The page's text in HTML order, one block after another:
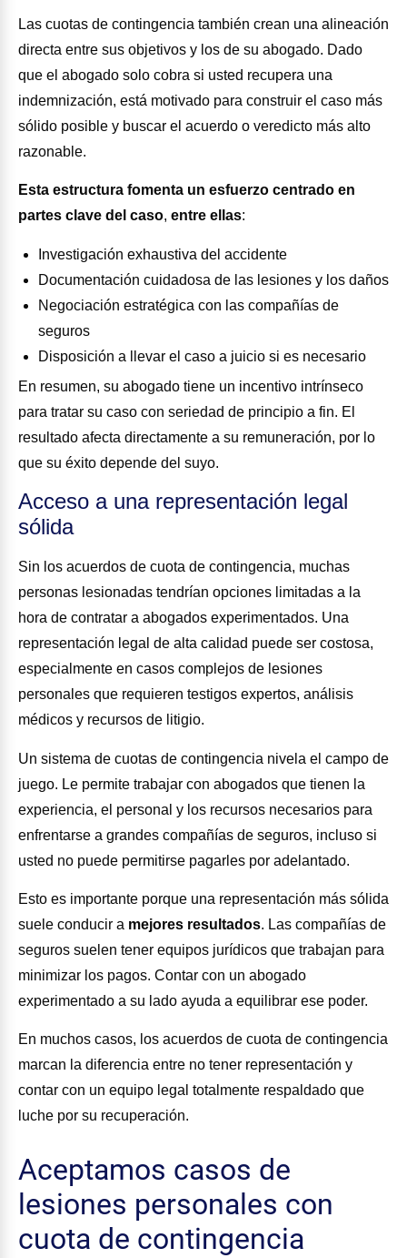
Las cuotas de contingencia también crean una alineación
directa entre sus objetivos y los de su abogado. Dado
que el abogado solo cobra si usted recupera una
indemnización, está motivado para construir el caso más
sólido posible y buscar el acuerdo o veredicto más alto
razonable.
Esta estructura fomenta un esfuerzo centrado en
partes clave del caso, entre ellas:
Investigación exhaustiva del accidente
Documentación cuidadosa de las lesiones y los daños
Negociación estratégica con las compañías de
seguros
Disposición a llevar el caso a juicio si es necesario
En resumen, su abogado tiene un incentivo intrínseco
para tratar su caso con seriedad de principio a fin. El
resultado afecta directamente a su remuneración, por lo
que su éxito depende del suyo.
Acceso a una representación legal
sólida
Sin los acuerdos de cuota de contingencia, muchas
personas lesionadas tendrían opciones limitadas a la
hora de contratar a abogados experimentados. Una
representación legal de alta calidad puede ser costosa,
especialmente en casos complejos de lesiones
personales que requieren testigos expertos, análisis
médicos y recursos de litigio.
Un sistema de cuotas de contingencia nivela el campo de
juego. Le permite trabajar con abogados que tienen la
experiencia, el personal y los recursos necesarios para
enfrentarse a grandes compañías de seguros, incluso si
usted no puede permitirse pagarles por adelantado.
Esto es importante porque una representación más sólida
suele conducir a mejores resultados. Las compañías de
seguros suelen tener equipos jurídicos que trabajan para
minimizar los pagos. Contar con un abogado
experimentado a su lado ayuda a equilibrar ese poder.
En muchos casos, los acuerdos de cuota de contingencia
marcan la diferencia entre no tener representación y
contar con un equipo legal totalmente respaldado que
luche por su recuperación.
Aceptamos casos de
lesiones personales con
cuota de contingencia